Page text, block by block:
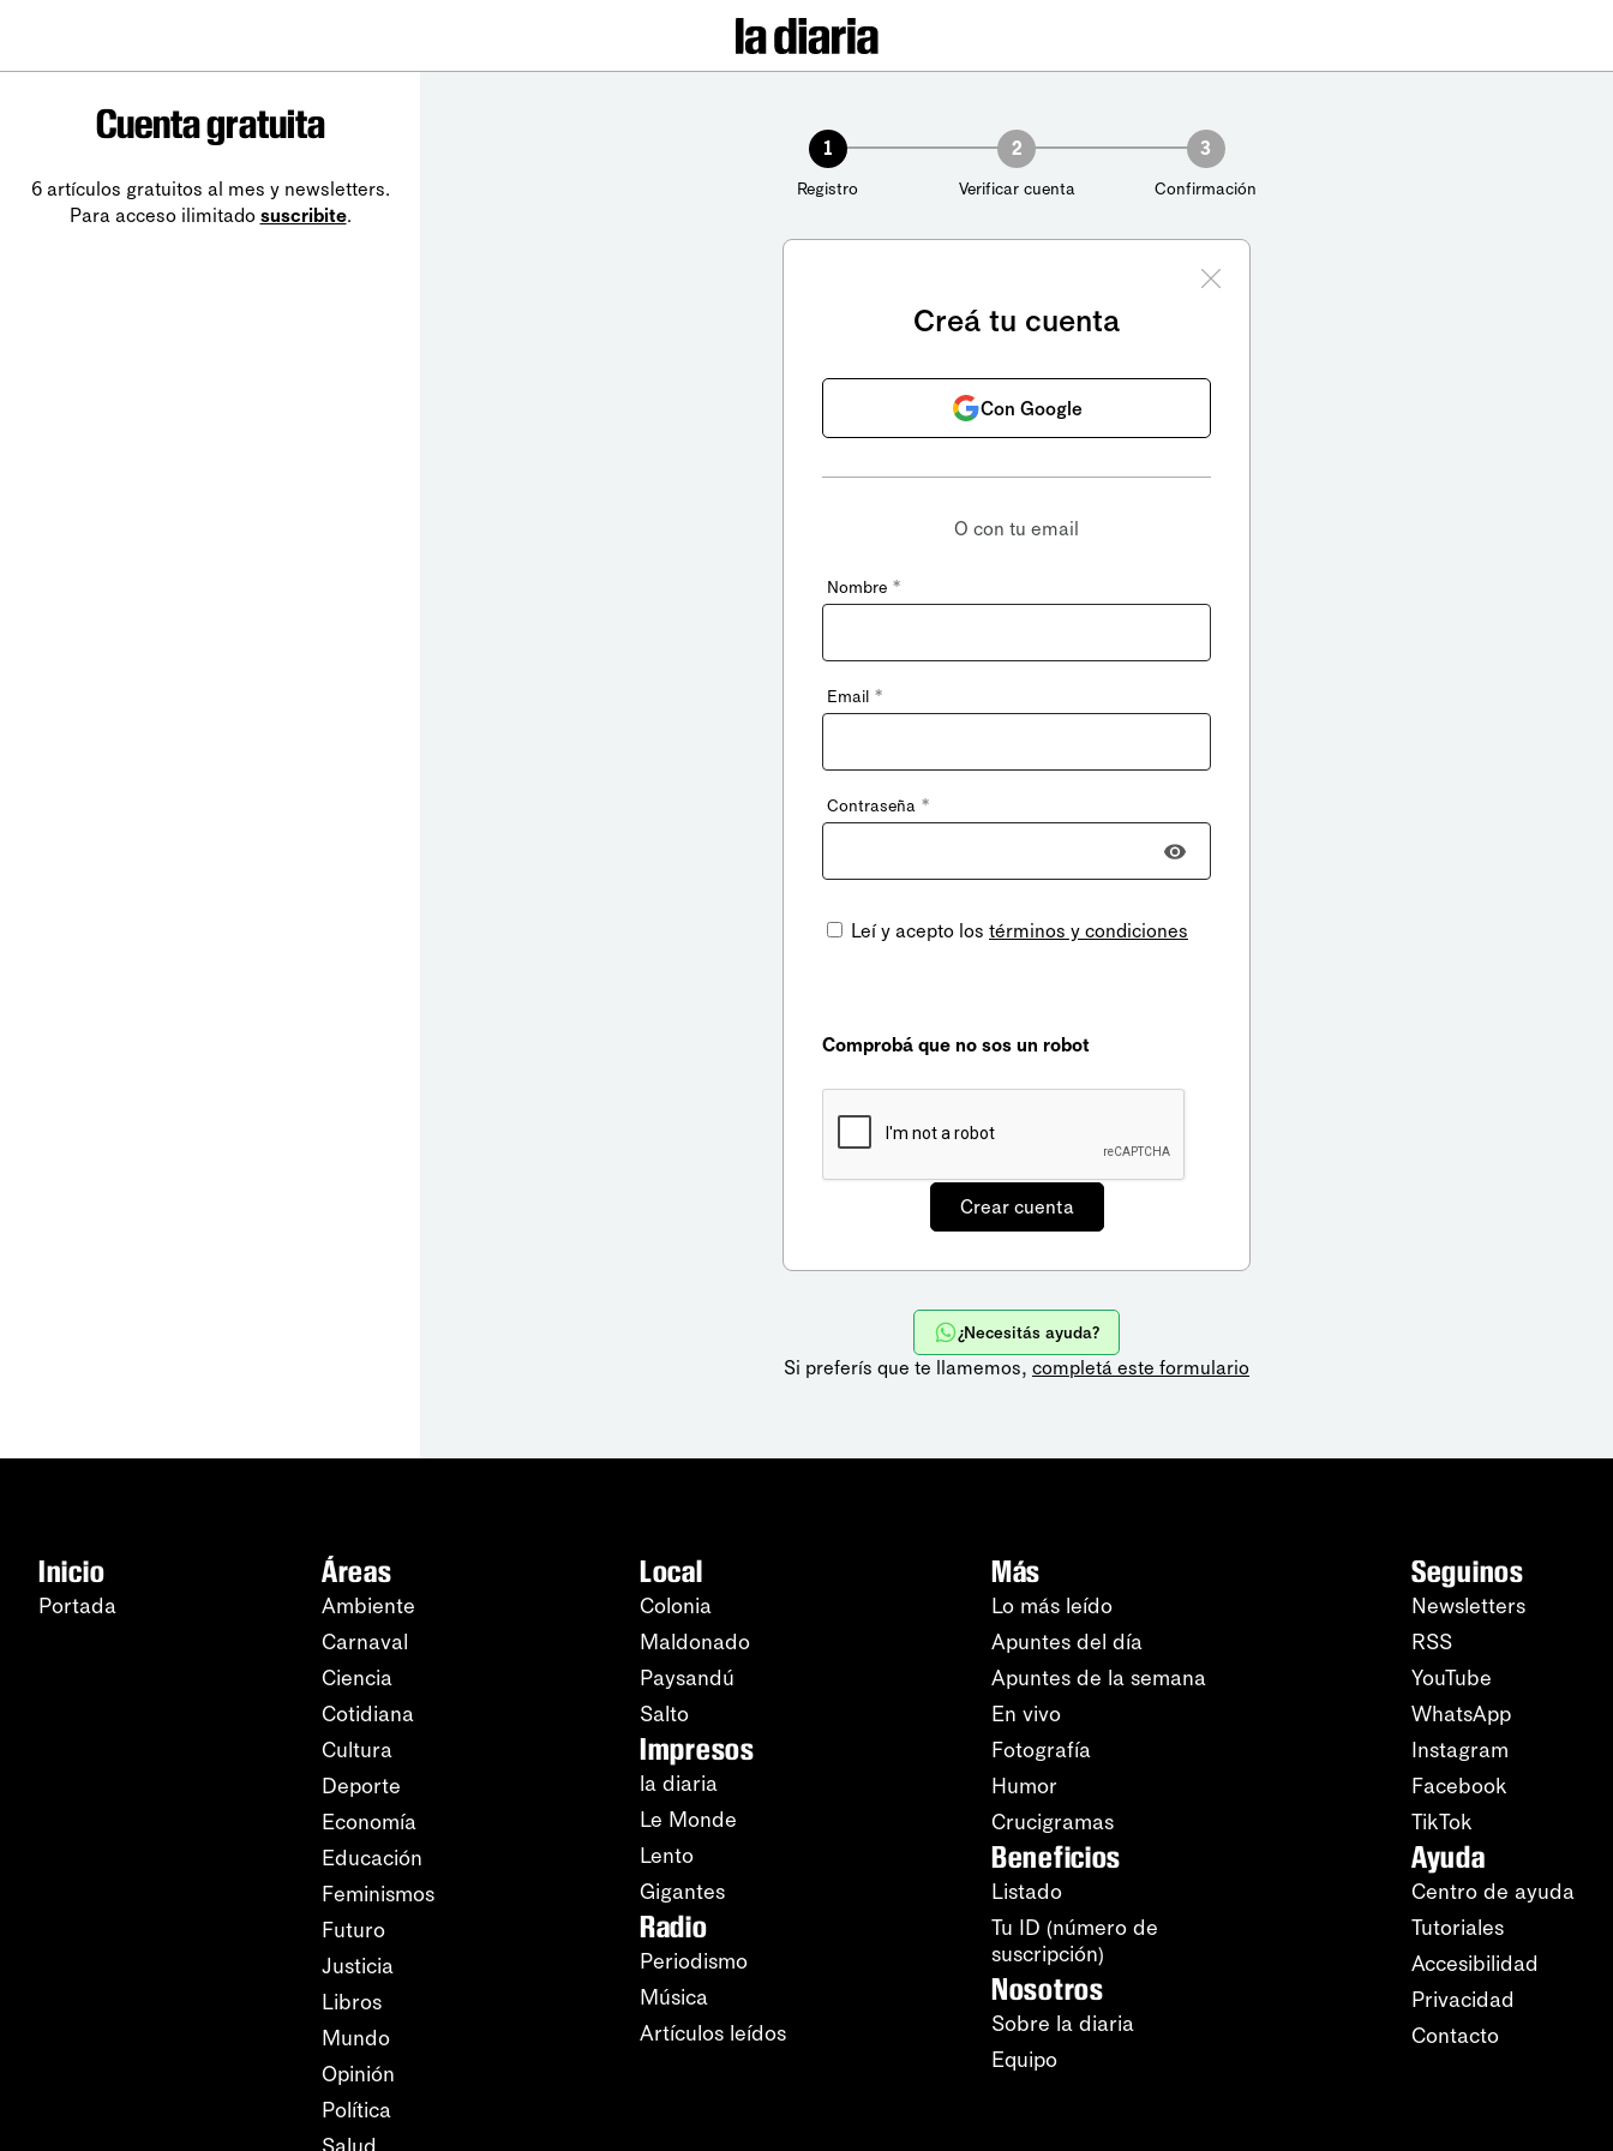
Cuenta gratuita
6 artículos gratuitos al mes y newsletters.
Para acceso ilimitado suscribite.
1
Registro
2
Verificar cuenta
3
Confirmación
Creá tu cuenta
Con Google
O con tu email
Nombre *
Email *
Contraseña *
Leí y acepto los términos y condiciones
Comprobá que no sos un robot
¿Necesitás ayuda?
Si preferís que te llamemos, completá este formulario
Inicio
Portada
Áreas
Ambiente
Carnaval
Ciencia
Cotidiana
Cultura
Deporte
Economía
Educación
Feminismos
Futuro
Justicia
Libros
Mundo
Opinión
Política
Local
Colonia
Maldonado
Paysandú
Salto
Impresos
la diaria
Le Monde
Lento
Gigantes
Radio
Periodismo
Música
Artículos leídos
Más
Lo más leído
Apuntes del día
Apuntes de la semana
En vivo
Fotografía
Humor
Crucigramas
Beneficios
Listado
Tu ID (número de
suscripción)
Nosotros
Sobre la diaria
Equipo
Seguinos
Newsletters
RSS
YouTube
WhatsApp
Instagram
Facebook
TikTok
Ayuda
Centro de ayuda
Tutoriales
Accesibilidad
Privacidad
Contacto